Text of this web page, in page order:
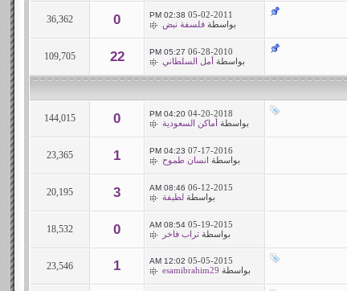
05-02-2011
02:38 PM
بواسطةفلسفة نبض 0
36,362
06-28-2010
05:27 PM
بواسطةأمل السلطاني 22
109,705
04-20-2018
04:20 PM
بواسطةأماكن السعودية 0
144,015
07-17-2016
04:23 PM
بواسطة انسان طموح 1
23,365
06-12-2015
08:46 AM
بواسطةلطيفة 3
20,195
05-19-2015
08:54 AM
بواسطةتراب فاخر 0
18,532
05-05-2015
12:02 AM
بواسطة esamibrahim29
1
23,546